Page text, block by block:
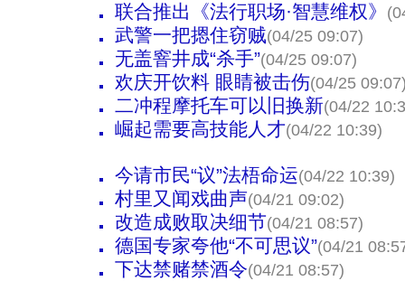
联合推出《法行职场·智慧维权》
武警一把摁住窃贼(04/25 09:07)
无盖窨井成“杀手”(04/25 09:07)
欢庆开饮料 眼睛被击伤(04/25
二冲程摩托车可以旧换新(04/22
崛起需要高技能人才(04/22 10:39)
今请市民“议”法梧命运(04/22 10:39)
村里又闻戏曲声(04/21 09:02)
改造成败取决细节(04/21 08:57)
德国专家夸他“不可思议”(04/21
下达禁赌禁酒令(04/21 08:57)